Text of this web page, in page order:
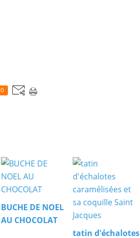
0
BUCHE DE NOEL
AU CHOCOLAT
tatin d'échalotes